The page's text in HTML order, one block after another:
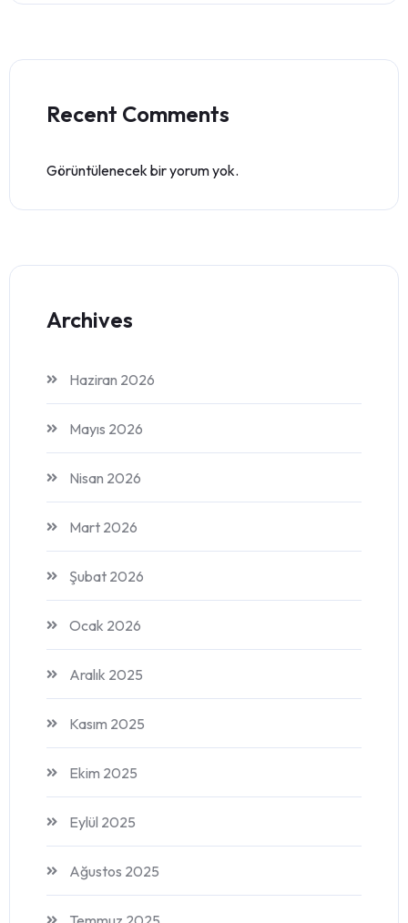
Recent Comments
Görüntülenecek bir yorum yok.
Archives
Haziran 2026
Mayıs 2026
Nisan 2026
Mart 2026
Şubat 2026
Ocak 2026
Aralık 2025
Kasım 2025
Ekim 2025
Eylül 2025
Ağustos 2025